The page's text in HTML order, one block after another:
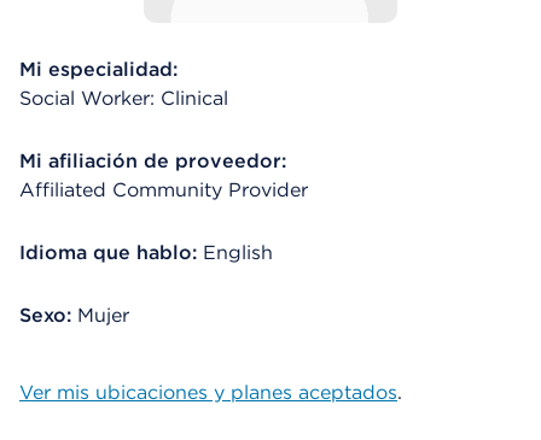
Mi especialidad:
Social Worker: Clinical
Mi afiliación de proveedor:
Affiliated Community Provider
Idioma que hablo: English
Sexo: Mujer
Ver mis ubicaciones y planes aceptados.